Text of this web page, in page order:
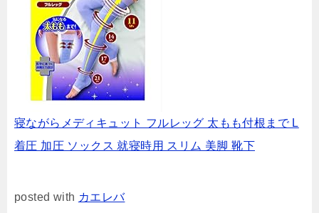
寝ながらメディキュット フルレッグ 太もも付根まで L
着圧 加圧 ソックス 就寝時用 スリム 美脚 靴下
posted with カエレバ